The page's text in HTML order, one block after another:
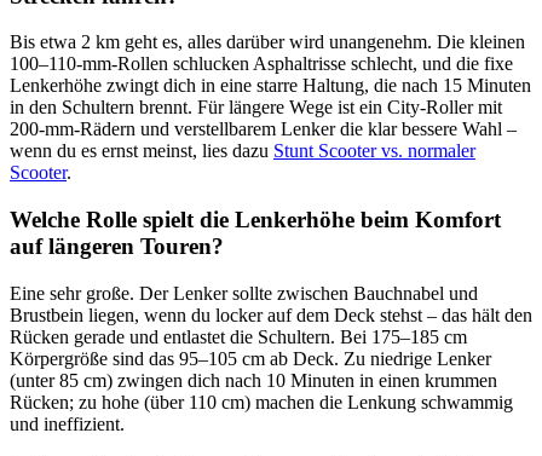
Bis etwa 2 km geht es, alles darüber wird unangenehm. Die kleinen
100–110-mm-Rollen schlucken Asphaltrisse schlecht, und die fixe
Lenkerhöhe zwingt dich in eine starre Haltung, die nach 15 Minuten
in den Schultern brennt. Für längere Wege ist ein City-Roller mit
200-mm-Rädern und verstellbarem Lenker die klar bessere Wahl –
wenn du es ernst meinst, lies dazu Stunt Scooter vs. normaler
Scooter.
Welche Rolle spielt die Lenkerhöhe beim Komfort
auf längeren Touren?
Eine sehr große. Der Lenker sollte zwischen Bauchnabel und
Brustbein liegen, wenn du locker auf dem Deck stehst – das hält den
Rücken gerade und entlastet die Schultern. Bei 175–185 cm
Körpergröße sind das 95–105 cm ab Deck. Zu niedrige Lenker
(unter 85 cm) zwingen dich nach 10 Minuten in einen krummen
Rücken; zu hohe (über 110 cm) machen die Lenkung schwammig
und ineffizient.